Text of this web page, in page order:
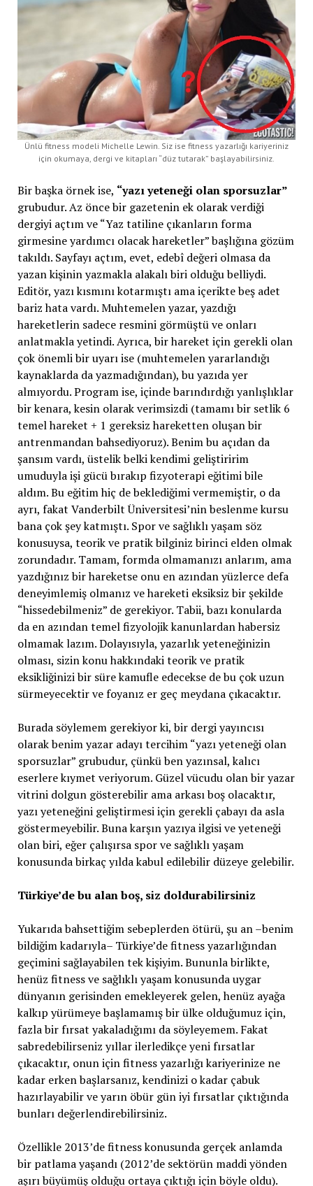
Ünlü fitness modeli Michelle Lewin. Siz ise fitness yazarlığı kariyeriniz
için okumaya, dergi ve kitapları “düz tutarak” başlayabilirsiniz.
Bir başka örnek ise, “yazı yeteneği olan sporsuzlar”
grubudur. Az önce bir gazetenin ek olarak verdiği
dergiyi açtım ve “Yaz tatiline çıkanların forma
girmesine yardımcı olacak hareketler” başlığına gözüm
takıldı. Sayfayı açtım, evet, edebî değeri olmasa da
yazan kişinin yazmakla alakalı biri olduğu belliydi.
Editör, yazı kısmını kotarmıştı ama içerikte beş adet
bariz hata vardı. Muhtemelen yazar, yazdığı
hareketlerin sadece resmini görmüştü ve onları
anlatmakla yetindi. Ayrıca, bir hareket için gerekli olan
çok önemli bir uyarı ise (muhtemelen yararlandığı
kaynaklarda da yazmadığından), bu yazıda yer
almıyordu. Program ise, içinde barındırdığı yanlışlıklar
bir kenara, kesin olarak verimsizdi (tamamı bir setlik 6
temel hareket + 1 gereksiz hareketten oluşan bir
antrenmandan bahsediyoruz). Benim bu açıdan da
şansım vardı, üstelik belki kendimi geliştiririm
umuduyla işi gücü bırakıp fizyoterapi eğitimi bile
aldım. Bu eğitim hiç de beklediğimi vermemiştir, o da
ayrı, fakat Vanderbilt Üniversitesi’nin beslenme kursu
bana çok şey katmıştı. Spor ve sağlıklı yaşam söz
konusuysa, teorik ve pratik bilginiz birinci elden olmak
zorundadır. Tamam, formda olmamanızı anlarım, ama
yazdığınız bir hareketse onu en azından yüzlerce defa
deneyimlemiş olmanız ve hareketi eksiksiz bir şekilde
“hissedebilmeniz” de gerekiyor. Tabii, bazı konularda
da en azından temel fizyolojik kanunlardan habersiz
olmamak lazım. Dolayısıyla, yazarlık yeteneğinizin
olması, sizin konu hakkındaki teorik ve pratik
eksikliğinizi bir süre kamufle edecekse de bu çok uzun
sürmeyecektir ve foyanız er geç meydana çıkacaktır.
Burada söylemem gerekiyor ki, bir dergi yayıncısı
olarak benim yazar adayı tercihim “yazı yeteneği olan
sporsuzlar” grubudur, çünkü ben yazınsal, kalıcı
eserlere kıymet veriyorum. Güzel vücudu olan bir yazar
vitrini dolgun gösterebilir ama arkası boş olacaktır,
yazı yeteneğini geliştirmesi için gerekli çabayı da asla
göstermeyebilir. Buna karşın yazıya ilgisi ve yeteneği
olan biri, eğer çalışırsa spor ve sağlıklı yaşam
konusunda birkaç yılda kabul edilebilir düzeye gelebilir.
Türkiye’de bu alan boş, siz doldurabilirsiniz
Yukarıda bahsettiğim sebeplerden ötürü, şu an –benim
bildiğim kadarıyla– Türkiye’de fitness yazarlığından
geçimini sağlayabilen tek kişiyim. Bununla birlikte,
henüz fitness ve sağlıklı yaşam konusunda uygar
dünyanın gerisinden emekleyerek gelen, henüz ayağa
kalkıp yürümeye başlamamış bir ülke olduğumuz için,
fazla bir fırsat yakaladığımı da söyleyemem. Fakat
sabredebilirseniz yıllar ilerledikçe yeni fırsatlar
çıkacaktır, onun için fitness yazarlığı kariyerinize ne
kadar erken başlarsanız, kendinizi o kadar çabuk
hazırlayabilir ve yarın öbür gün iyi fırsatlar çıktığında
bunları değerlendirebilirsiniz.
Özellikle 2013’de fitness konusunda gerçek anlamda
bir patlama yaşandı (2012’de sektörün maddi yönden
aşırı büyümüş olduğu ortaya çıktığı için böyle oldu).